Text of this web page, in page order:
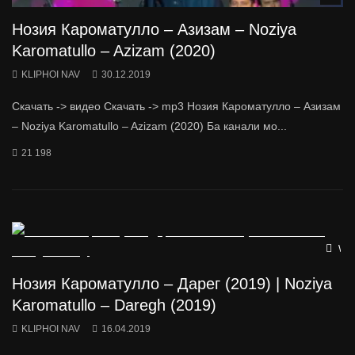
Нозия Кароматулло – Азизам – Noziya
Karomatullo – Azizam (2020)
KLIPHOI NAV 30.12.2019
Скачать -> видео Скачать -> mp3 Нозия Кароматулло – Азизам
– Noziya Karomatullo – Azizam (2020) Ба канали мо...
21 198
Нозия Кароматулло – Дарег (2019) | Noziya
Karomatullo – Daregh (2019)
KLIPHOI NAV 16.04.2019